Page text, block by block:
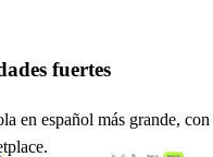
fuertes
en español más grande, con